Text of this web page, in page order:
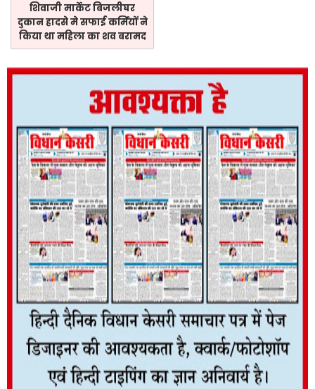
शिवाजी मार्केट बिजलीघर
दुकान हादसे मे सफाई कर्मियों ने
किया था महिला का शव बरामद